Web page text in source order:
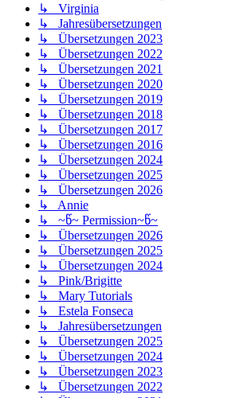
↳ Virginia
↳ Jahresübersetzungen
↳ Übersetzungen 2023
↳ Übersetzungen 2022
↳ Übersetzungen 2021
↳ Übersetzungen 2020
↳ Übersetzungen 2019
↳ Übersetzungen 2018
↳ Übersetzungen 2017
↳ Übersetzungen 2016
↳ Übersetzungen 2024
↳ Übersetzungen 2025
↳ Übersetzungen 2026
↳ Annie
↳ ~წ~ Permission~წ~
↳ Übersetzungen 2026
↳ Übersetzungen 2025
↳ Übersetzungen 2024
↳ Pink/Brigitte
↳ Mary Tutorials
↳ Estela Fonseca
↳ Jahresübersetzungen
↳ Übersetzungen 2025
↳ Übersetzungen 2024
↳ Übersetzungen 2023
↳ Übersetzungen 2022